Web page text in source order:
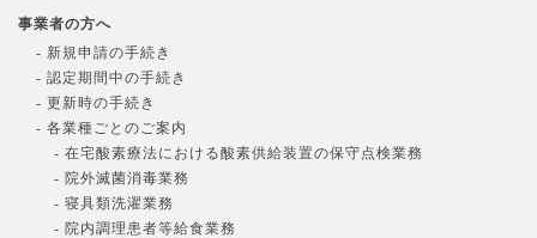
事業者の方へ
- 新規申請の手続き
- 認定期間中の手続き
- 更新時の手続き
- 各業種ごとのご案内
- 在宅酸素療法における酸素供給装置の保守点検業務
- 院外滅菌消毒業務
- 寝具類洗濯業務
- 院内調理患者等給食業務